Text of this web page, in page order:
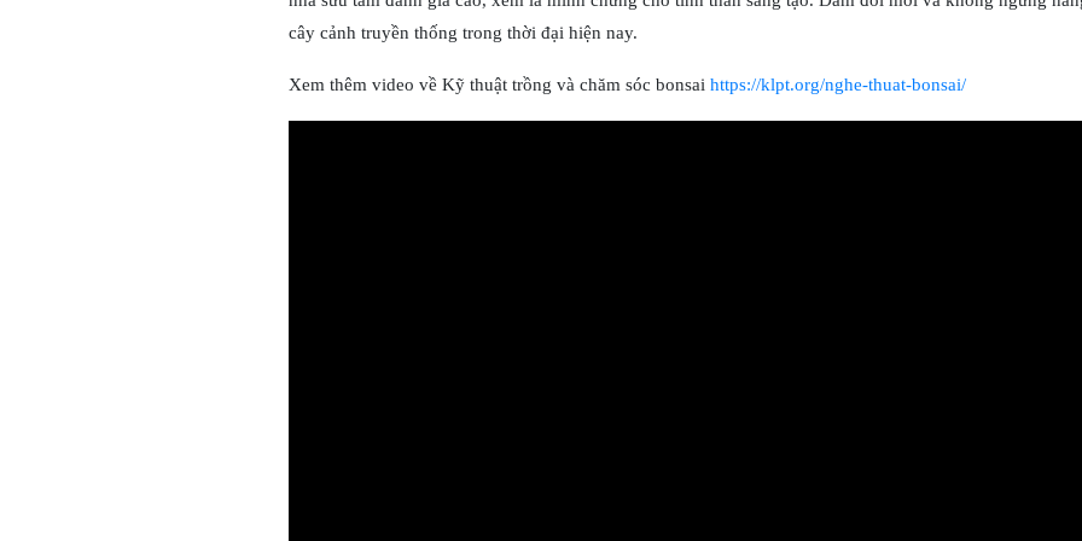
cây cảnh truyền thống trong thời đại hiện nay.
Xem thêm video về Kỹ thuật trồng và chăm sóc bonsai https://klpt.org/nghe-thuat-bonsai/